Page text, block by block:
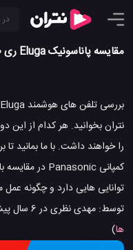
مقایسه پاناسونیک Eluga ری 800 و آلکاتل 3 تی 10
نتران بخوانید. هر کدام از
توانایی هایی دارد و چگونه
توسط: مهدی نظریدر6 سال پیش
ها)